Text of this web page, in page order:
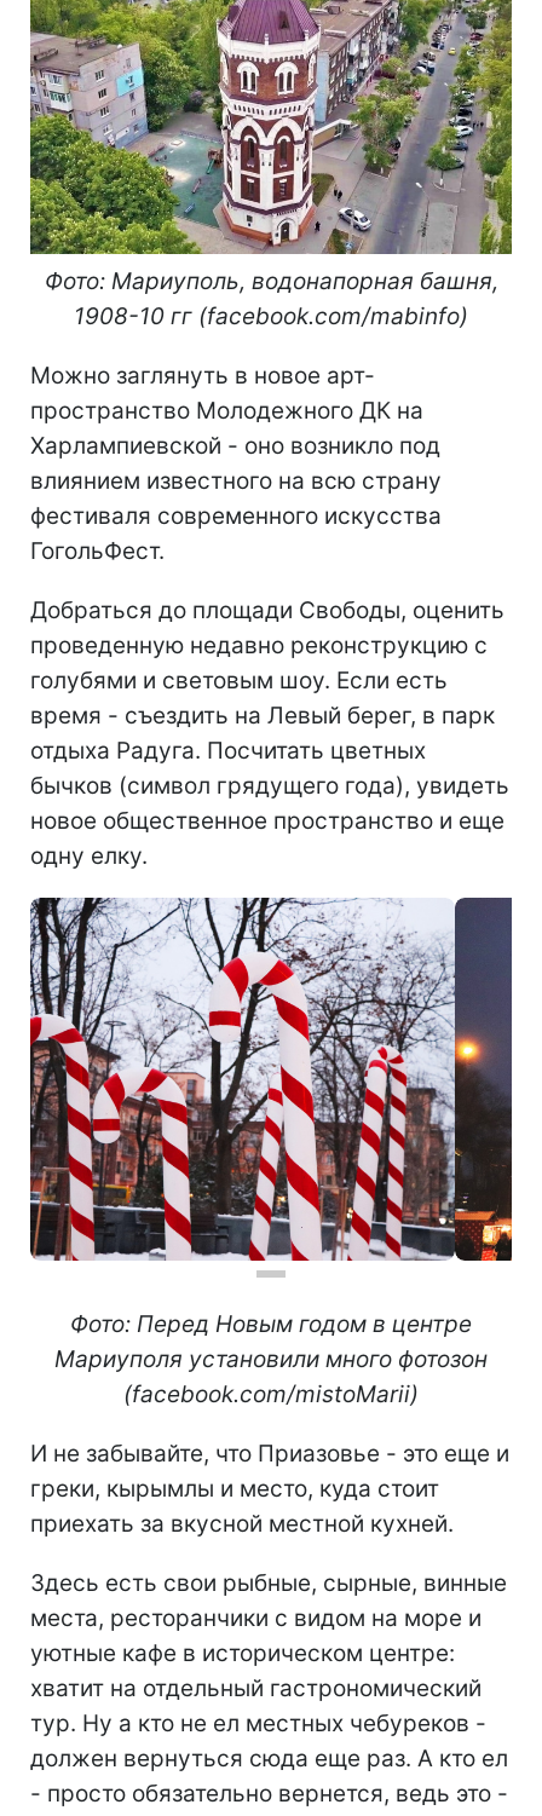
Фото: Мариуполь, водонапорная башня,
1908-10 гг (facebook.com/mabinfo)
Можно заглянуть в новое арт-
пространство Молодежного ДК на
Харлампиевской - оно возникло под
влиянием известного на всю страну
фестиваля современного искусства
ГогольФест.
Добраться до площади Свободы, оценить
проведенную недавно реконструкцию с
голубями и световым шоу. Если есть
время - съездить на Левый берег, в парк
отдыха Радуга. Посчитать цветных
бычков (символ грядущего года), увидеть
новое общественное пространство и еще
одну елку.
Фото: Перед Новым годом в центре
Мариуполя установили много фотозон
(facebook.com/mistoMarii)
И не забывайте, что Приазовье - это еще и
греки, кырымлы и место, куда стоит
приехать за вкусной местной кухней.
Здесь есть свои рыбные, сырные, винные
места, ресторанчики с видом на море и
уютные кафе в историческом центре:
хватит на отдельный гастрономический
тур. Ну а кто не ел местных чебуреков -
должен вернуться сюда еще раз. А кто ел
- просто обязательно вернется, ведь это -